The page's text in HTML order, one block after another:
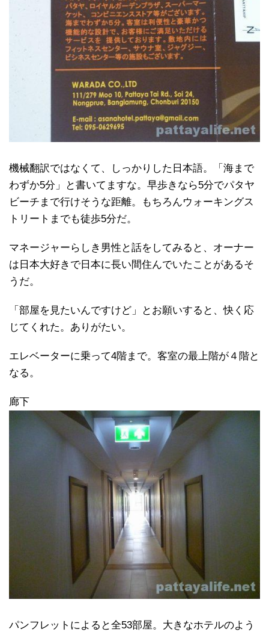
機械翻訳ではなくて、しっかりした日本語。「海まで
わずか5分」と書いてますな。早歩きなら5分でパタヤ
ビーチまで行けそうな距離。もちろんウォーキングス
トリートまでも徒歩5分だ。
マネージャーらしき男性と話をしてみると、オーナー
は日本大好きで日本に長い間住んでいたことがあるそ
うだ。
「部屋を見たいんですけど」とお願いすると、快く応
じてくれた。ありがたい。
エレベーターに乗って4階まで。客室の最上階が４階と
なる。
廊下
パンフレットによると全53部屋。大きなホテルのよう